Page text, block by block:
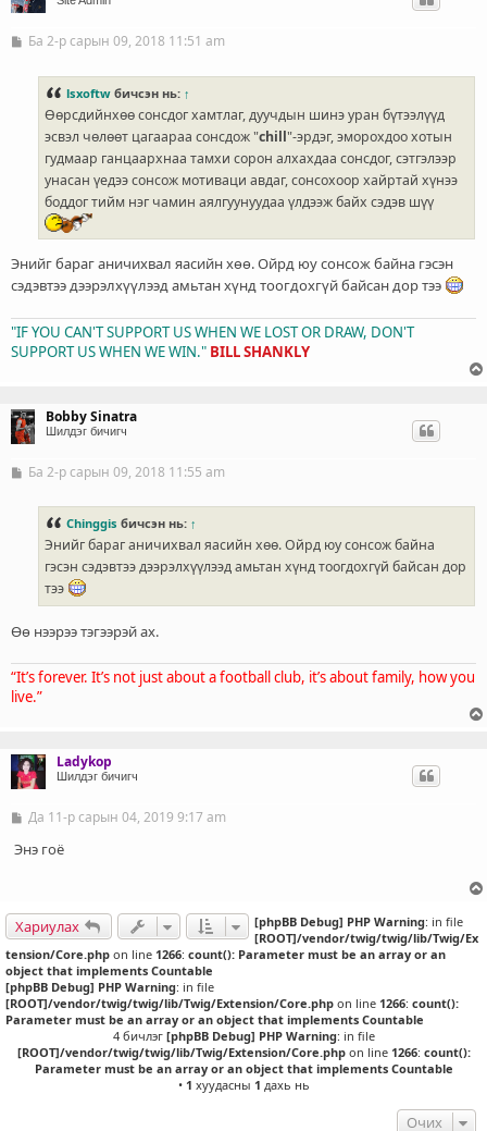
ББа 2-р сарын 09, 2018 11:51 am
lsxoftw бичсэн нь: ↑
Өөрсдийнхөө сонсдог хамтлаг, дуучдын шинэ уран бүтээлүүд
эсвэл чөлөөт цагаараа сонсдож "chill"-эрдэг, эморохдоо хотын
гудмаар ганцаархнаа тамхи сорон алхахдаа сонсдог, сэтгэлээр
унасан үедээ сонсож мотиваци авдаг, сонсохоор хайртай хүнээ
боддог тийм нэг чамин аялгуунуудаа үлдээж байх сэдэв шүү
Энийг бараг аничихвал яасийн хөө. Ойрд юу сонсож байна гэсэн
сэдэвтээ дээрэлхүүлээд амьтан хүнд тоогдохгүй байсан дор тээ
"IF YOU CAN'T SUPPORT US WHEN WE LOST OR DRAW, DON'T
SUPPORT US WHEN WE WIN." BILL SHANKLY
Bobby Sinatra
Шилдэг бичигч
ББа 2-р сарын 09, 2018 11:55 am
Chinggis бичсэн нь: ↑
Энийг бараг аничихвал яасийн хөө. Ойрд юу сонсож байна
гэсэн сэдэвтээ дээрэлхүүлээд амьтан хүнд тоогдохгүй байсан дор
тээ
Өө нээрээ тэгээрэй ах.
“It’s forever. It’s not just about a football club, it’s about family, how you
live.”
Ladykop
Шилдэг бичигч
Б
ч
Да 11-р сарын 04, 2019 9:17 am
Энэ гоё
Хариулах [phpBB Debug] PHP Warning: in file
[ROOT]/vendor/twig/twig/lib/Twig/Ex
tension/Core.php on line 1266: count(): Parameter must be an array or an
object that implements Countable
[phpBB Debug] PHP Warning: in file
[ROOT]/vendor/twig/twig/lib/Twig/Extension/Core.php on line 1266: count():
Parameter must be an array or an object that implements Countable
4 бичлэг [phpBB Debug] PHP Warning: in file
[ROOT]/vendor/twig/twig/lib/Twig/Extension/Core.phpon line 1266: count():
Parameter must be an array or an object that implements Countable
• 1 хуудасны 1 дахь нь
Очих